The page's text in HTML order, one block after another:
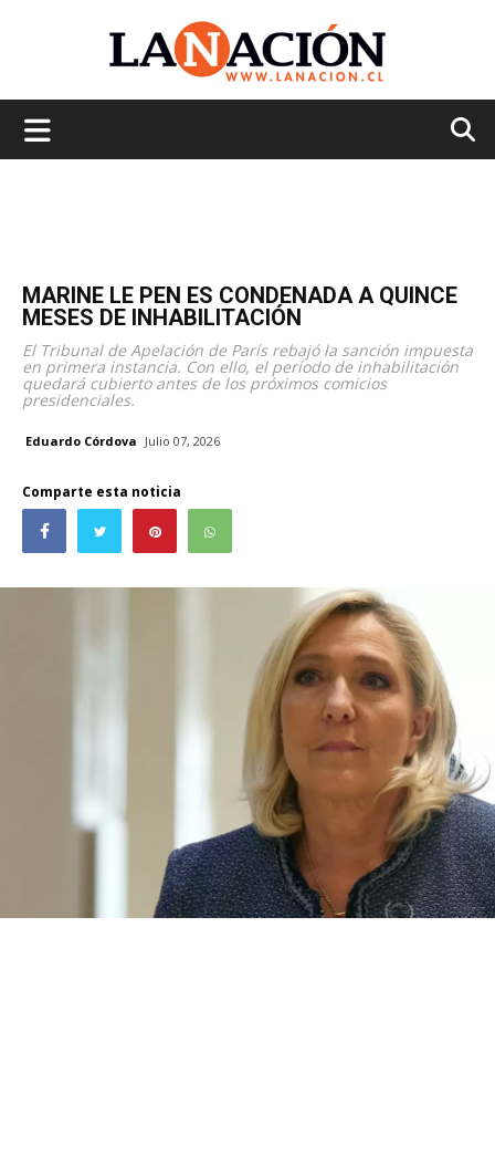
MARINE LE PEN ES CONDENADA A QUINCE
MESES DE INHABILITACIÓN
El Tribunal de Apelación de París rebajó la sanción impuesta
en primera instancia. Con ello, el período de inhabilitación
quedará cubierto antes de los próximos comicios
presidenciales.
Eduardo Córdova Julio 07, 2026
Comparte esta noticia